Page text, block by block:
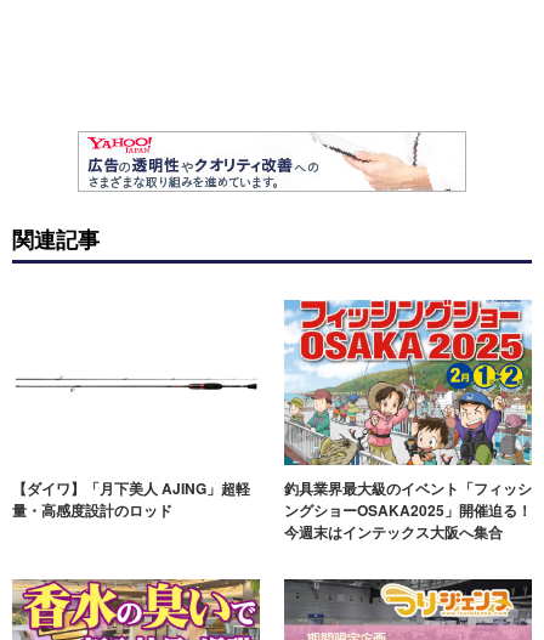
関連記事
【ダイワ】「月下美人 AJING」超軽
量・高感度設計のロッド
釣具業界最大級のイベント「フィッシ
ングショーOSAKA2025」開催迫る！
今週末はインテックス大阪へ集合